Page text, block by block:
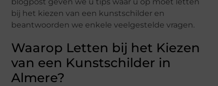
bij het kiezen van een kunstschilder en
beantwoorden we enkele veelgestelde vragen.
Waarop Letten bij het Kiezen
van een Kunstschilder in
Almere?